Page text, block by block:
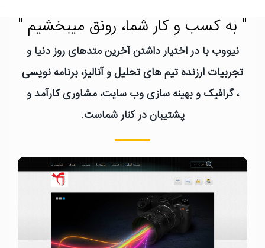
" به کسب و کار شما، رونق میبخشیم "
نیووب با در اختیار داشتن آخرین متدهای روز دنیا و
تجربیات ارزنده تیم های تحلیل و آنالیز، برنامه نویسی
، گرافیک و بهینه سازی وب سایت، مشاوری کارآمد و
پشتیبان در کنار شماست.